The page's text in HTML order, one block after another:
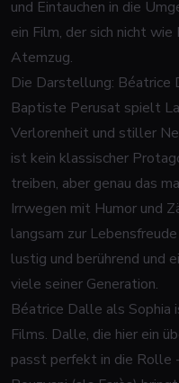
und Eintauchen in die
ein Film, der sich nicht
Atemzug.
Die Darstellung: Béatrice
Baptiste Perusat spielt
Verlorenheit und stiller
ist kein klassischer
treiben, aber genau das
Irrwegen mit Humor und
langsam zur
lustig und berührend und
viele seiner Generation.
Béatrice Dalle als
Films. Dalle, die hier ein
passt perfekt in die Rolle